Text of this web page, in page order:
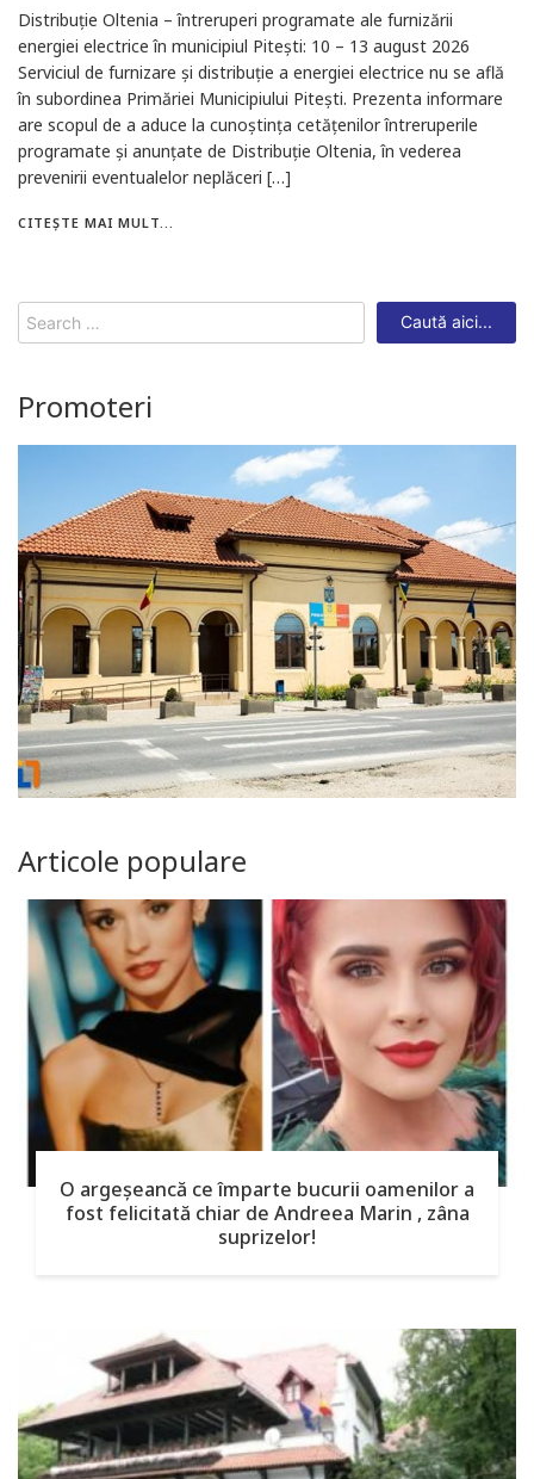
Distribuție Oltenia – întreruperi programate ale furnizării
energiei electrice în municipiul Pitești: 10 – 13 august 2026
Serviciul de furnizare și distribuție a energiei electrice nu se află
în subordinea Primăriei Municipiului Pitești. Prezenta informare
are scopul de a aduce la cunoștința cetățenilor întreruperile
programate și anunțate de Distribuție Oltenia, în vederea
prevenirii eventualelor neplăceri […]
CITEȘTE MAI MULT...
Search
for:
Promoteri
Articole populare
O argeşeancă ce împarte bucurii oamenilor a
fost felicitată chiar de Andreea Marin , zâna
suprizelor!